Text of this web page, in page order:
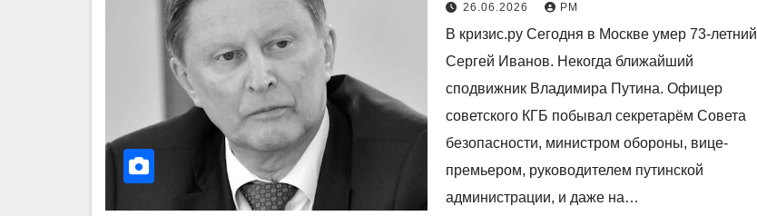
26.06.2026 РМ
В кризис.ру Сегодня в Москве умер 73-летний
Сергей Иванов. Некогда ближайший
сподвижник Владимира Путина. Офицер
советского КГБ побывал секретарём Совета
безопасности, министром обороны, вице-
премьером, руководителем путинской
администрации, и даже на…